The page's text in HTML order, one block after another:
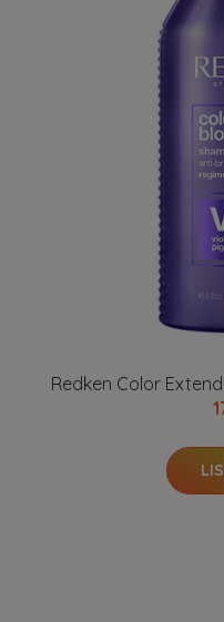
Redken Color